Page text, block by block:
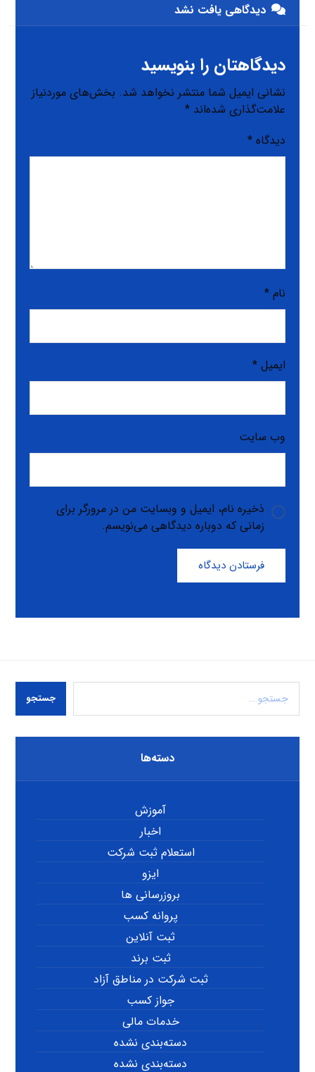
دیدگاهی یافت نشد
دیدگاهتان را بنویسید
نشانی ایمیل شما منتشر نخواهد شد. بخش‌های موردنیاز
علامت‌گذاری شده‌اند*
دیدگاه*
نام*
ایمیل*
وب‌ سایت
ذخیره نام، ایمیل و وبسایت من در مرورگر برای
زمانی که دوباره دیدگاهی می‌نویسم.
فرستادن دیدگاه
جستجو
دسته‌ها
آموزش
اخبار
استعلام ثبت شرکت
ایزو
بروزرسانی ها
پروانه کسب
ثبت آنلاین
ثبت برند
ثبت شرکت در مناطق آزاد
جواز کسب
خدمات مالی
دسته‌بندی نشده
دسته‌بندی نشده